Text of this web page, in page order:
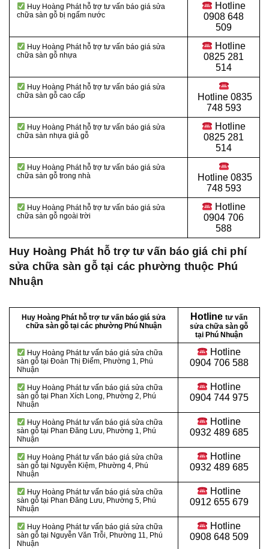
Huy Hoàng Phát hỗ trợ tư vấn báo giá sửa
chữa sàn gỗ bị ngấm nước
Hotline
0908 648
509
Huy Hoàng Phát hỗ trợ tư vấn báo giá sửa
chữa sàn gỗ nhựa
Hotline
0825 281
514
Huy Hoàng Phát hỗ trợ tư vấn báo giá sửa
chữa sàn gỗ cao cấp
Hotline 0835
748 593
Huy Hoàng Phát hỗ trợ tư vấn báo giá sửa
chữa sàn nhựa giả gỗ
Hotline
0825 281
514
Huy Hoàng Phát hỗ trợ tư vấn báo giá sửa
chữa sàn gỗ trong nhà
Hotline 0835
748 593
Huy Hoàng Phát hỗ trợ tư vấn báo giá sửa
chữa sàn gỗ ngoài trời
Hotline
0904 706
588
Huy Hoàng Phát hỗ trợ tư vấn báo giá chi phí
sửa chữa sàn gỗ tại các phường thuộc Phú
Nhuận
Huy Hoàng Phát hỗ trợ tư vấn báo giá sửa
chữa sàn gỗ tại các phường Phú Nhuận
Hotline tư vấn
sửa chữa sàn gỗ
tại Phú Nhuận
Huy Hoàng Phát tư vấn báo giá sửa chữa
sàn gỗ tại Đoàn Thị Điểm, Phường 1, Phú
Nhuận
Hotline
0904 706 588
Huy Hoàng Phát tư vấn báo giá sửa chữa
sàn gỗ tại Phan Xích Long, Phường 2, Phú
Nhuận
Hotline
0904 744 975
Huy Hoàng Phát tư vấn báo giá sửa chữa
sàn gỗ tại Phan Đăng Lưu, Phường 1, Phú
Nhuận
Hotline
0932 489 685
Huy Hoàng Phát tư vấn báo giá sửa chữa
sàn gỗ tại Nguyễn Kiệm, Phường 4, Phú
Nhuận
Hotline
0932 489 685
Huy Hoàng Phát tư vấn báo giá sửa chữa
sàn gỗ tại Phan Đăng Lưu, Phường 5, Phú
Nhuận
Hotline
0912 655 679
Huy Hoàng Phát tư vấn báo giá sửa chữa
sàn gỗ tại Nguyễn Văn Trỗi, Phường 11, Phú
Nhuận
Hotline
0908 648 509